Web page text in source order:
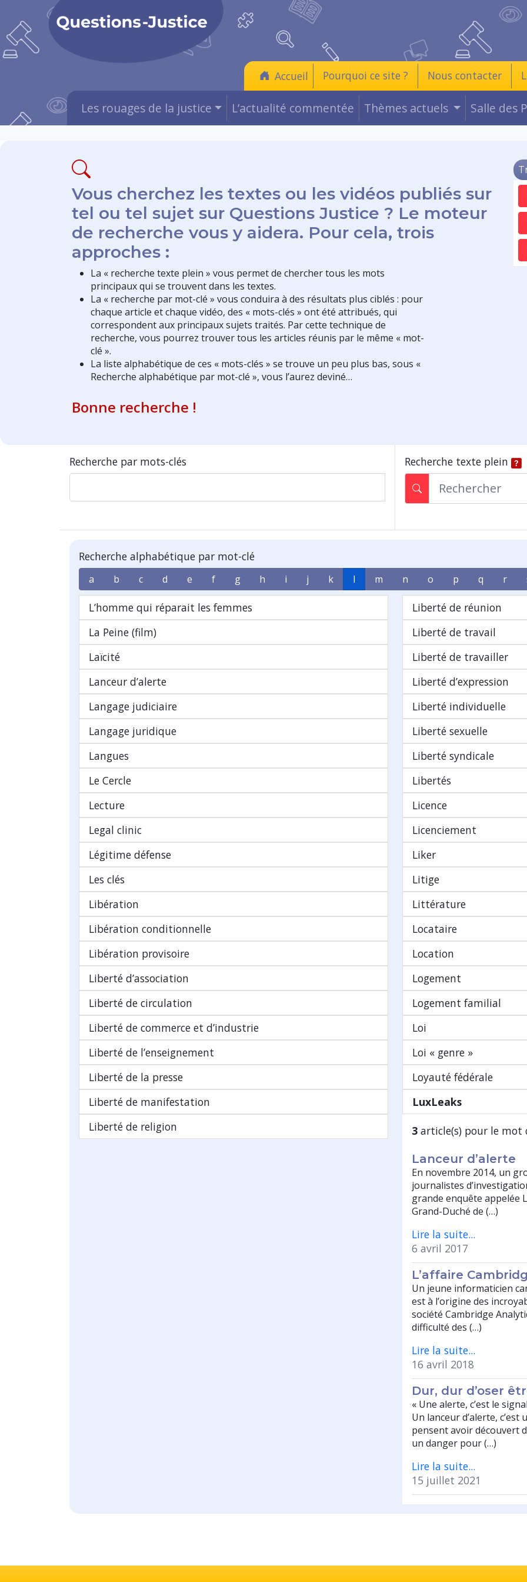
Accueil Pourquoi ce site ? Nous contacter
Les rouages de la justice L’actualité commentée Thèmes actuels Salle des
Vous cherchez les textes ou les vidéos publiés sur
tel ou tel sujet sur Questions Justice ? Le moteur
de recherche vous y aidera. Pour cela, trois
approches :
La « recherche texte plein » vous permet de chercher tous les mots
principaux qui se trouvent dans les textes.
La « recherche par mot-clé » vous conduira à des résultats plus ciblés : pour
chaque article et chaque vidéo, des « mots-clés » ont été attribués, qui
correspondent aux principaux sujets traités. Par cette technique de
recherche, vous pourrez trouver tous les articles réunis par le même « mot-
clé ».
La liste alphabétique de ces « mots-clés » se trouve un peu plus bas, sous «
Recherche alphabétique par mot-clé », vous l’aurez deviné…
Bonne recherche !
Recherche par mots-clés Recherche texte plein
Recherche alphabétique par mot-clé
a b c d e f g h i j k l m n o p q r
L’homme qui réparait les femmes
La Peine (film)
Laïcité
Lanceur d’alerte
Langage judiciaire
Langage juridique
Langues
Le Cercle
Lecture
Legal clinic
Légitime défense
Les clés
Libération
Libération conditionnelle
Libération provisoire
Liberté d’association
Liberté de circulation
Liberté de commerce et d’industrie
Liberté de l’enseignement
Liberté de la presse
Liberté de manifestation
Liberté de religion
Liberté de réunion
Liberté de travail
Liberté de travailler
Liberté d’expression
Liberté individuelle
Liberté sexuelle
Liberté syndicale
Libertés
Licence
Licenciement
Liker
Litige
Littérature
Locataire
Location
Logement
Logement familial
Loi
Loi « genre »
Loyauté fédérale
LuxLeaks
3 article(s) pour le mot
Lanceur d’alerte
En novembre 2014, un
journalistes
grande enquête appelée
Grand-Duché de (…)
Lire la suite...
6 avril 2017
L’affaire
Un jeune informaticien
est à l’origine des
société Cambridge
difficulté des (…)
Lire la suite...
16 avril 2018
Dur, dur d’oser
« Une alerte, c’est le
Un lanceur d’alerte,
pensent avoir découvert
un danger pour (…)
Lire la suite...
15 juillet 2021